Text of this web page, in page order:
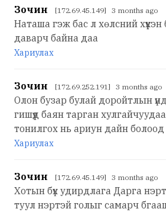
Зочин [172.69.45.149] 3 months ago
Наташа гэж бас л хөлсний хүүхэн
даварч байна даа
Хариулах
Зочин [172.69.252.191] 3 months ago
Олон бузар булай доройтлын
гишүүд баян тарган
тонилгох нь ариун дайн
Хариулах
Зочин [172.69.45.149] 3 months ago
Хотын бүх удирдлага Дарга
туул нэртэй голыг самарч